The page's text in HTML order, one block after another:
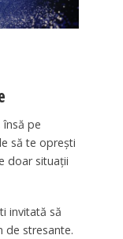
pe
să te oprești
doar situații
invitată să
de stresante.